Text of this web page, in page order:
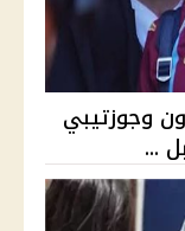
وجوزتيبي
...